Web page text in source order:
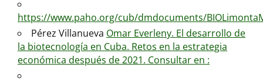
https://www.paho.org/cub/dmdocuments/
Pérez Villanueva Omar Everleny. El desarrollo de
la biotecnología en Cuba. Retos en la estrategia
económica después de 2021. Consultar en :